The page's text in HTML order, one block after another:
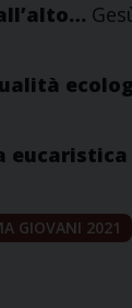
eucaristica
GIOVANI 2021